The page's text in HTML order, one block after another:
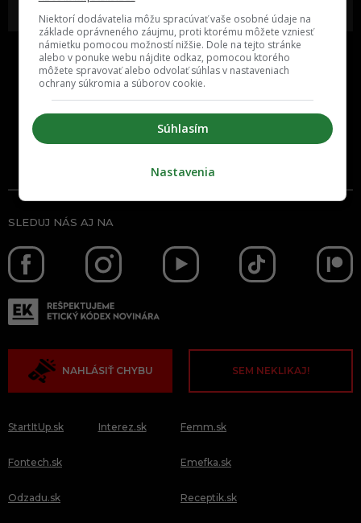
SLEDUJ NÁS AJ NA
NAHLÁSIŤ CHYBU SEM NEKLIKAJ!
StartItUp.sk
Fontech.sk
Odzadu.sk
Interez.sk Femm.sk
Emefka.sk
Receptik.sk
Niektorí dodávatelia môžu spracúvať vaše osobné údaje na
základe oprávneného záujmu, proti ktorému môžete vzniesť
námietku pomocou možností nižšie. Dole na tejto stránke
alebo v ponuke webu nájdite odkaz, pomocou ktorého
môžete spravovať alebo odvolať súhlas v nastaveniach
ochrany súkromia a súborov cookie.
Súhlasím
Nastavenia